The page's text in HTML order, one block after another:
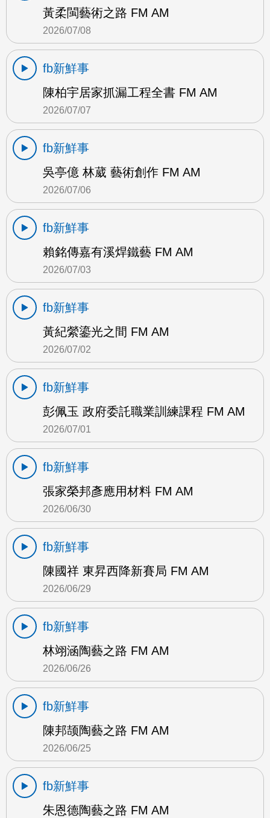
黃柔閩藝術之路 FM AM
2026/07/08
fb新鮮事
陳柏宇居家抓漏工程全書 FM AM
2026/07/07
fb新鮮事
吳亭億 林葳 藝術創作 FM AM
2026/07/06
fb新鮮事
賴銘傳嘉有溪焊鐵藝 FM AM
2026/07/03
fb新鮮事
黃紀縈鎏光之間 FM AM
2026/07/02
fb新鮮事
彭佩玉 政府委託職業訓練課程 FM AM
2026/07/01
fb新鮮事
張家榮邦彥應用材料 FM AM
2026/06/30
fb新鮮事
陳國祥 東昇西降新賽局 FM AM
2026/06/29
fb新鮮事
林翊涵陶藝之路 FM AM
2026/06/26
fb新鮮事
陳邦颉陶藝之路 FM AM
2026/06/25
fb新鮮事
朱恩德陶藝之路 FM AM